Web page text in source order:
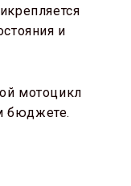
и
мотоцикл
бюджете.